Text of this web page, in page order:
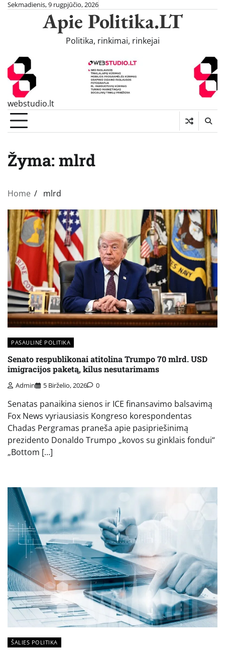
SkipSekmadienis, 9 rugpjūčio, 2026
Apie Politika.LT
Politika, rinkimai, rinkejai
webstudio.lt
Žyma: mlrd
Home mlrd
PASAULINĖ POLITIKA
Senato respublikonai atitolina Trumpo 70 mlrd. USD
imigracijos paketą, kilus nesutarimams
Admin 5 Birželio, 2026 0
Senatas panaikina sienos ir ICE finansavimo balsavimą
Fox News vyriausiasis Kongreso korespondentas
Chadas Pergramas praneša apie pasipriešinimą
prezidento Donaldo Trumpo „kovos su ginklais fondui“
„Bottom […]
ŠALIES POLITIKA